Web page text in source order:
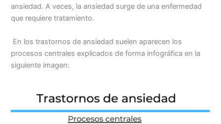
ansiedad. A veces, la ansiedad surge de una enfermedad
que requiere tratamiento.
En los trastornos de ansiedad suelen aparecen los
procesos centrales explicados de forma infográfica en la
siguiente imagen: